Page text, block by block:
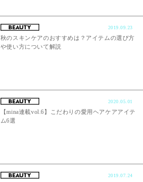
2019.09.23
秋のスキンケアのおすすめは？アイテムの選び方
や使い方について解説
2020.05.01
【mina連載vol.6】こだわりの愛用ヘアケアアイテ
ム6選
2019.07.24